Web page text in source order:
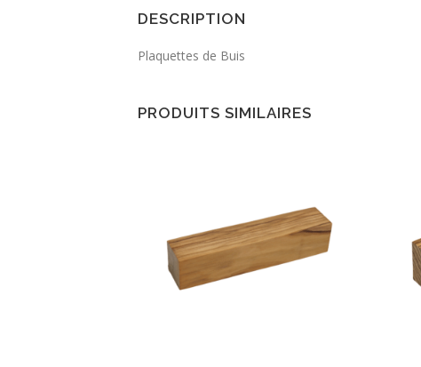
DESCRIPTION
Plaquettes de Buis
PRODUITS SIMILAIRES